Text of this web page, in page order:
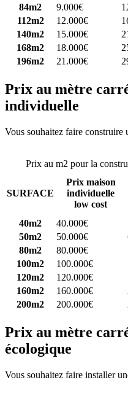
84m2
9.000€
112m2
12.000€
140m2
15.000€
168m2
18.000€
196m2
21.000€
Prix au mètre
individuelle
Vous souhaitez faire
Prix au m2 pour la
SURFACE
Prix maison
individuelle
low cost
40m2
40.000€
50m2
50.000€
80m2
80.000€
100m2
100.000€
120m2
120.000€
160m2
160.000€
200m2
200.000€
Prix au mètre
écologique
Vous souhaitez faire installer